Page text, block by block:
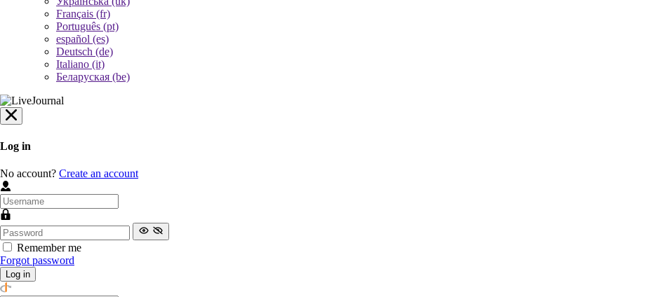
Français (fr)
Português (pt)
español (es)
Deutsch (de)
Italiano (it)
Беларуская (be)
Log in
No account? Create an account
Remember me
Forgot password
Log in